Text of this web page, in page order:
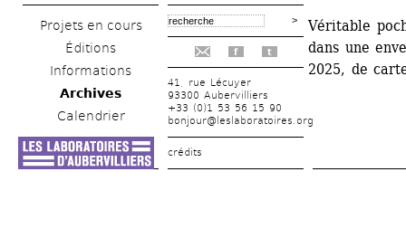
Projets en cours
Éditions
Informations
Archives
Calendrier
f t
41, rue Lécuyer
93300 Aubervilliers
+33 (0)1 53 56 15 90
bonjour@leslaboratoires.org
crédits
Véritable
dans une
2025, de